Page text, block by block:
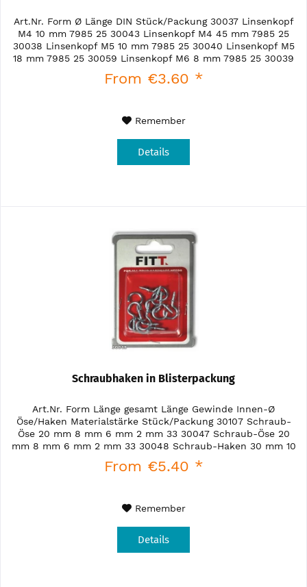
Art.Nr. Form Ø Länge DIN Stück/Packung 30037 Linsenkopf
M4 10 mm 7985 25 30043 Linsenkopf M4 45 mm 7985 25
30038 Linsenkopf M5 10 mm 7985 25 30040 Linsenkopf M5
18 mm 7985 25 30059 Linsenkopf M6 8 mm 7985 25 30039
Linsenkopf M6 10 mm...
From €3.60 *
Remember
Details
Schraubhaken in Blisterpackung
Art.Nr. Form Länge gesamt Länge Gewinde Innen-Ø
Öse/Haken Materialstärke Stück/Packung 30107 Schraub-
Öse 20 mm 8 mm 6 mm 2 mm 33 30047 Schraub-Öse 20
mm 8 mm 6 mm 2 mm 33 30048 Schraub-Haken 30 mm 10
mm 10 mm 2,5 mm 10 30049...
From €5.40 *
Remember
Details